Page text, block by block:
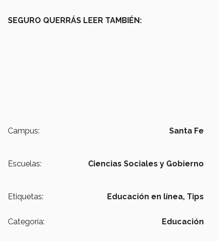
SEGURO QUERRÁS LEER TAMBIÉN:
Campus: Santa Fe
Escuelas: Ciencias Sociales y Gobierno
Etiquetas: Educación en línea, Tips
Categoría: Educación